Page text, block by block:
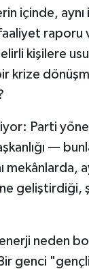
içinde, aynı
raporu
kişilere
krize
Parti
—
mekânlarda,
geliştirdiği,
neden
genci